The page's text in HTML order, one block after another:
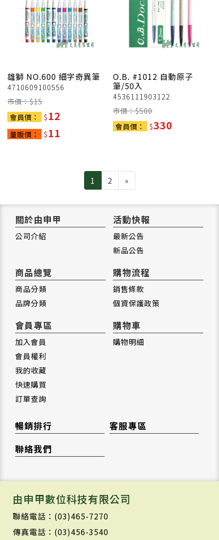
雄獅 NO.600 細字奇異筆
4710609100556
市價：$15
會員價：
$12
量販價： $11
O.B. #1012 自動原子
筆/50入
4536111903122
市價：$500
會員價：
$330
1 2 »
關於由申甲
公司介紹
活動快報
最新公告
新品公告
商品總覽
商品分類
品牌分類
購物流程
銷售條款
個資保護政策
會員專區
加入會員
會員權利
我的收藏
快速購買
訂單查詢
購物車
購物明細
暢銷排行
客服專區
聯絡我們
由申甲數位科技有限公司
聯絡電話：(03)465-7270
傳真電話：(03)456-3540